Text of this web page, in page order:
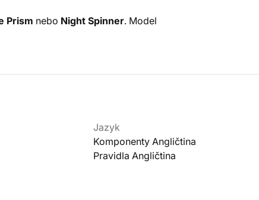
Prism nebo Night Spinner. Model
Jazyk
Komponenty Angličtina
Pravidla Angličtina